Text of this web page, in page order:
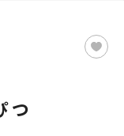
つ